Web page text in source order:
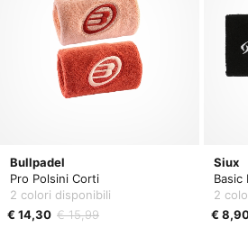
Bullpadel
Pro Polsini Corti
2 colori disponibili
€ 14,30 € 15,99
Siux
Basic
2
€